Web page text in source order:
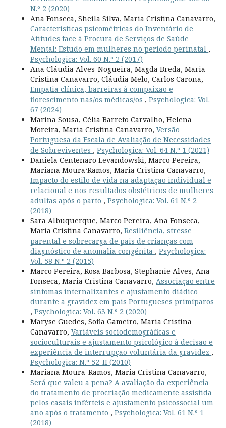
N.º 2 (2020)
Ana Fonseca, Sheila Silva, Maria Cristina Canavarro,
Características psicométricas do Inventário de
Atitudes face à Procura de Serviços de Saúde
Mental: Estudo em mulheres no período perinatal ,
Psychologica: Vol. 60 N.º 2 (2017)
Ana Cláudia Alves-Nogueira, Magda Breda, Maria
Cristina Canavarro, Cláudia Melo, Carlos Carona,
Empatia clínica, barreiras à compaixão e
florescimento nas/os médicas/os , Psychologica: Vol.
67 (2024)
Marina Sousa, Célia Barreto Carvalho, Helena
Moreira, Maria Cristina Canavarro, Versão
Portuguesa da Escala de Avaliação de Necessidades
de Sobreviventes , Psychologica: Vol. 64 N.º 1 (2021)
Daniela Centenaro Levandowski, Marco Pereira,
Mariana Moura­‘Ramos, Maria Cristina Canavarro,
Impacto do estilo de vida na adaptação individual e
relacional e nos resultados obstétricos de mulheres
adultas após o parto , Psychologica: Vol. 61 N.º 2
(2018)
Sara Albuquerque, Marco Pereira, Ana Fonseca,
Maria Cristina Canavarro, Resiliência, stresse
parental e sobrecarga de pais de crianças com
diagnóstico de anomalia congénita , Psychologica:
Vol. 58 N.º 2 (2015)
Marco Pereira, Rosa Barbosa, Stephanie Alves, Ana
Fonseca, Maria Cristina Canavarro, Associação entre
sintomas internalizantes e ajustamento diádico
durante a gravidez em pais Portugueses primíparos
, Psychologica: Vol. 63 N.º 2 (2020)
Maryse Guedes, Sofia Gameiro, Maria Cristina
Canavarro, Variáveis sociodemográficas e
socioculturais e ajustamento psicológico à decisão e
experiência de interrupção voluntária da gravidez ,
Psychologica: N.º 52-II (2010)
Mariana Moura-Ramos, Maria Cristina Canavarro,
Será que valeu a pena? A avaliação da experiência
do tratamento de procriação medicamente assistida
pelos casais inférteis e ajustamento psicossocial um
ano após o tratamento , Psychologica: Vol. 61 N.º 1
(2018)